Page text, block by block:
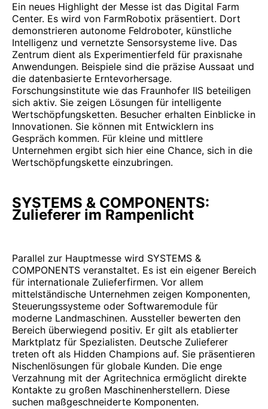
Ein neues Highlight der Messe ist das Digital Farm
Center. Es wird von FarmRobotix präsentiert. Dort
demonstrieren autonome Feldroboter, künstliche
Intelligenz und vernetzte Sensorsysteme live. Das
Zentrum dient als Experimentierfeld für praxisnahe
Anwendungen. Beispiele sind die präzise Aussaat und
die datenbasierte Erntevorhersage.
Forschungsinstitute wie das Fraunhofer IIS beteiligen
sich aktiv. Sie zeigen Lösungen für intelligente
Wertschöpfungsketten. Besucher erhalten Einblicke in
Innovationen. Sie können mit Entwicklern ins
Gespräch kommen. Für kleine und mittlere
Unternehmen ergibt sich hier eine Chance, sich in die
Wertschöpfungskette einzubringen.
SYSTEMS & COMPONENTS:
Zulieferer im Rampenlicht
Parallel zur Hauptmesse wird SYSTEMS &
COMPONENTS veranstaltet. Es ist ein eigener Bereich
für internationale Zulieferfirmen. Vor allem
mittelständische Unternehmen zeigen Komponenten,
Steuerungssysteme oder Softwaremodule für
moderne Landmaschinen. Aussteller bewerten den
Bereich überwiegend positiv. Er gilt als etablierter
Marktplatz für Spezialisten. Deutsche Zulieferer
treten oft als Hidden Champions auf. Sie präsentieren
Nischenlösungen für globale Kunden. Die enge
Verzahnung mit der Agritechnica ermöglicht direkte
Kontakte zu großen Maschinenherstellern. Diese
suchen maßgeschneiderte Komponenten.